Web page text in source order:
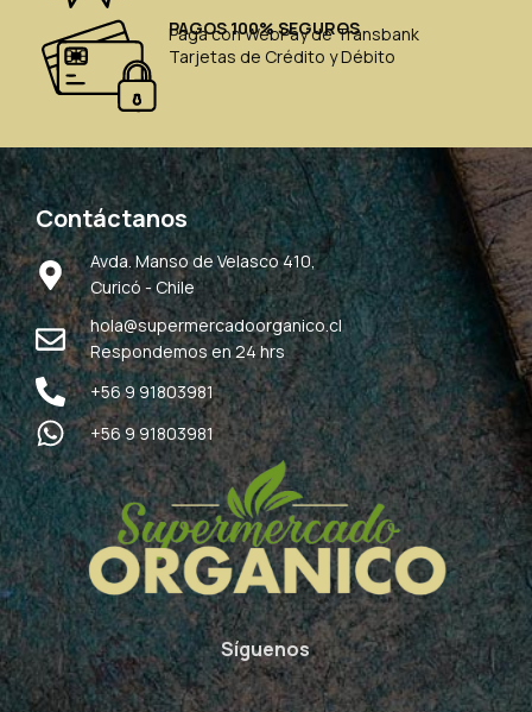
PAGOS 100% SEGUROS
Paga con WebPay de Transbank
Tarjetas de Crédito y Débito
Contáctanos
Avda. Manso de Velasco 410,
Curicó - Chile
hola@supermercadoorganico.cl
Respondemos en 24 hrs
+56 9 91803981
+56 9 91803981
Síguenos